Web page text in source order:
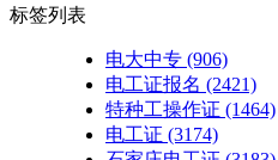
标签列表
电大中专 (906)
电工证报名 (2421)
特种工操作证 (1464)
电工证 (3174)